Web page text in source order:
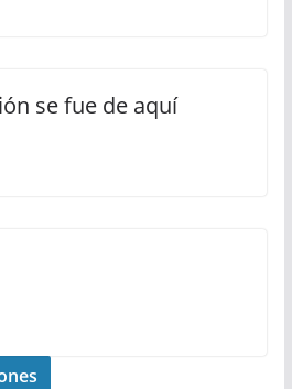
se fue de aquí